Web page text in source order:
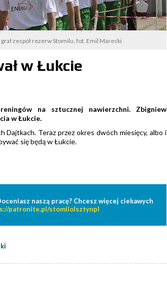
zespół rezerw Stomilu, fot. Emil Marecki
w Łukcie
na sztucznej nawierzchni. Zbigniew
w Łukcie.
Dajtkach. Teraz przez okres dwóch miesięcy, albo i
się będą w Łukcie.
naszą pracę? Chcesz więcej ciekawych
patronite.pl/stomilolsztynpl